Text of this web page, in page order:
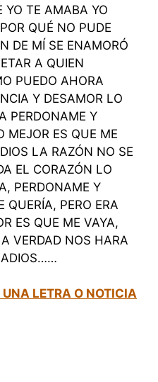
YO TE AMABA YO
QUÉ NO PUDE
DE MÍ SE ENAMORÓ
A QUIEN
PUEDO AHORA
Y DESAMOR LO
PERDONAME Y
MEJOR ES QUE ME
LA RAZÓN NO SE
EL CORAZÓN LO
PERDONAME Y
QUERÍA, PERO ERA
ES QUE ME VAYA,
VERDAD NOS HARA
ADIOS……
UNA LETRA O NOTICIA